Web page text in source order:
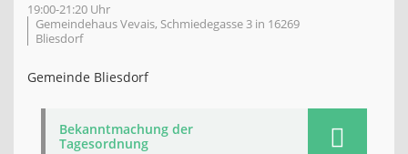
19:00-21:20 Uhr
Gemeindehaus Vevais, Schmiedegasse 3 in 16269
Bliesdorf
Gemeinde Bliesdorf
Bekanntmachung der
Tagesordnung